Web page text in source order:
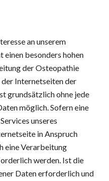
an unserem
einen besonders hohen
der Osteopathie
Internetseiten der
grundsätzlich ohne jede
möglich. Sofern eine
unseres
in Anspruch
eine Verarbeitung
werden. Ist die
Daten erforderlich und